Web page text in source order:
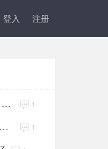
登入 注册
老板57b0家用天然气灶靠谱吗？反馈口碑好吗 1
苏泊尔不锈钢加厚泡面锅靠谱吗？真实评论不好吗 1